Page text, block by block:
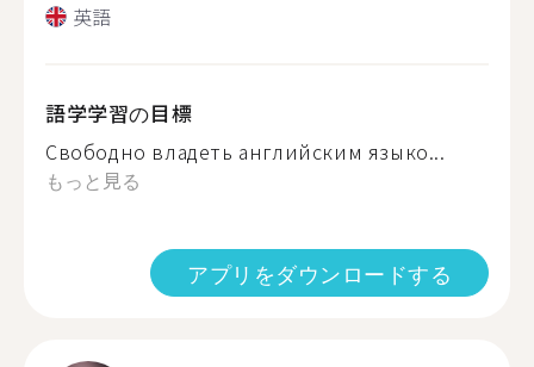
英語
語学学習の目標
Свободно владеть английским языко...
もっと見る
アプリをダウンロードする